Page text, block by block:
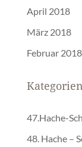
April 2018
März 2018
Februar 2018
Kategorien
47.Hache-
48. Hache –